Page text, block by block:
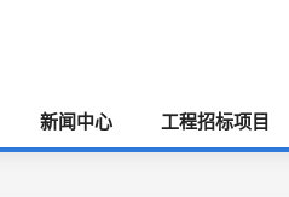
新闻中心 工程招标项目